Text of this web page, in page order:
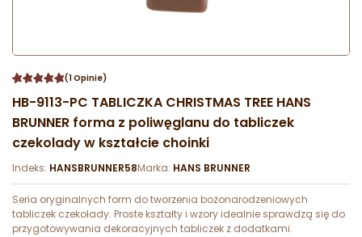
(1 Opinie)
HB-9113-PC TABLICZKA CHRISTMAS TREE HANS
BRUNNER forma z poliwęglanu do tabliczek
czekolady w kształcie choinki
Indeks: HANSBRUNNER58Marka: HANS BRUNNER
Seria oryginalnych form do tworzenia bożonarodzeniowych
tabliczek czekolady. Proste kształty i wzory idealnie sprawdzą się do
przygotowywania dekoracyjnych tabliczek z dodatkami.